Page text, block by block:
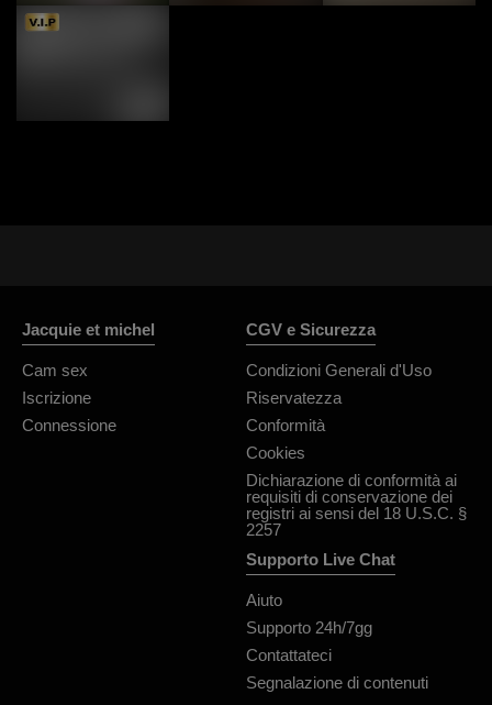
Jacquie et michel
Cam sex
Iscrizione
Connessione
CGV e Sicurezza
Condizioni Generali d'Uso
Riservatezza
Conformità
Cookies
Dichiarazione di conformità ai
requisiti di conservazione dei
registri ai sensi del 18 U.S.C. §
2257
Supporto Live Chat
Aiuto
Supporto 24h/7gg
Contattateci
Segnalazione di contenuti